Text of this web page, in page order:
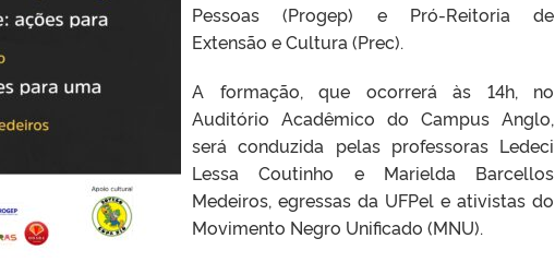
Pessoas (Progep) e Pró-Reitoria de
Extensão e Cultura (Prec).
A formação, que ocorrerá às 14h, no
Auditório Acadêmico do Campus Anglo,
será conduzida pelas professoras Ledeci
Lessa Coutinho e Marielda Barcellos
Medeiros, egressas da UFPel e ativistas do
Movimento Negro Unificado (MNU).